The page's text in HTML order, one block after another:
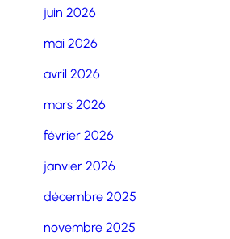
juin 2026
mai 2026
avril 2026
mars 2026
février 2026
janvier 2026
décembre 2025
novembre 2025